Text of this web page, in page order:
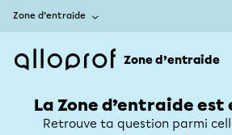
Zone d’entraide
Zone d’entraide
La Zone d’entraide
Retrouve ta question parmi